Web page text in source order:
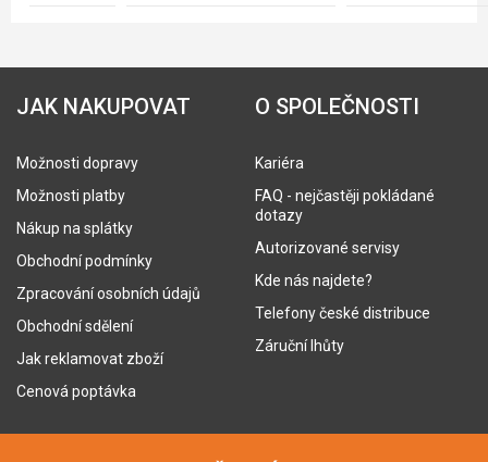
JAK NAKUPOVAT
Možnosti dopravy
Možnosti platby
Nákup na splátky
Obchodní podmínky
Zpracování osobních údajů
Obchodní sdělení
Jak reklamovat zboží
Cenová poptávka
O SPOLEČNOSTI
Kariéra
FAQ - nejčastěji pokládané
dotazy
Autorizované servisy
Kde nás najdete?
Telefony české distribuce
Záruční lhůty